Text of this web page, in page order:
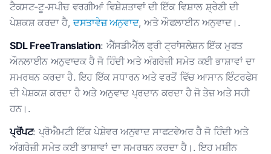
ਟੈਕਸਟ-ਟੂ-ਸਪੀਚ ਵਰਗੀਆਂ ਵਿਸ਼ੇਸ਼ਤਾਵਾਂ ਦੀ ਇੱਕ ਵਿਸ਼ਾਲ ਸ਼੍ਰੇਣੀ ਦੀ
ਪੇਸ਼ਕਸ਼ ਕਰਦਾ ਹੈ,ਦਸਤਾਵੇਜ਼ ਅਨੁਵਾਦ, ਅਤੇ ਔਫਲਾਈਨ ਅਨੁਵਾਦ।.
SDL FreeTranslation: ਐੱਸਡੀਐੱਲ ਫ੍ਰੀ ਟ੍ਰਾਂਸਲੇਸ਼ਨ ਇੱਕ ਮੁਫਤ
ਔਨਲਾਈਨ ਅਨੁਵਾਦਕ ਹੈ ਜੋ ਹਿੰਦੀ ਅਤੇ ਅੰਗਰੇਜ਼ੀ ਸਮੇਤ ਕਈ ਭਾਸ਼ਾਵਾਂ ਦਾ
ਸਮਰਥਨ ਕਰਦਾ ਹੈ. ਇਹ ਇੱਕ ਸਧਾਰਨ ਅਤੇ ਵਰਤੋਂ ਵਿੱਚ ਆਸਾਨ ਇੰਟਰਫੇਸ
ਦੀ ਪੇਸ਼ਕਸ਼ ਕਰਦਾ ਹੈ ਅਤੇ ਅਨੁਵਾਦ ਪ੍ਰਦਾਨ ਕਰਦਾ ਹੈ ਜੋ ਤੇਜ਼ ਅਤੇ ਸਹੀ
ਹਨ।.
ਪ੍ਰੋਂਪਟ: ਪ੍ਰੋਐਮਟੀ ਇੱਕ ਪੇਸ਼ੇਵਰ ਅਨੁਵਾਦ ਸਾਫਟਵੇਅਰ ਹੈ ਜੋ ਹਿੰਦੀ ਅਤੇ
ਅੰਗਰੇਜ਼ੀ ਸਮੇਤ ਕਈ ਭਾਸ਼ਾਵਾਂ ਦਾ ਸਮਰਥਨ ਕਰਦਾ ਹੈ।. ਇਹ ਮਸ਼ੀਨ